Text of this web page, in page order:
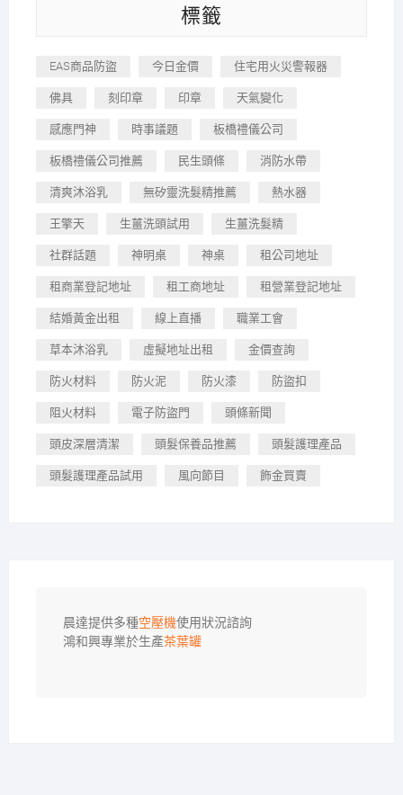
標籤
EAS商品防盜 今日金價 住宅用火災警報器
佛具 刻印章 印章 天氣變化
感應門神 時事議題 板橋禮儀公司
板橋禮儀公司推薦 民生頭條 消防水帶
清爽沐浴乳 無矽靈洗髮精推薦 熱水器
王擎天 生薑洗頭試用 生薑洗髮精
社群話題 神明桌 神桌 租公司地址
租商業登記地址 租工商地址 租營業登記地址
結婚黃金出租 線上直播 職業工會
草本沐浴乳 虛擬地址出租 金價查詢
防火材料 防火泥 防火漆 防盜扣
阻火材料 電子防盜門 頭條新聞
頭皮深層清潔 頭髮保養品推薦 頭髮護理產品
頭髮護理產品試用 風向節目 飾金買賣
晨達提供多種空壓機使用狀況諮詢
鴻和興專業於生產茶葉罐